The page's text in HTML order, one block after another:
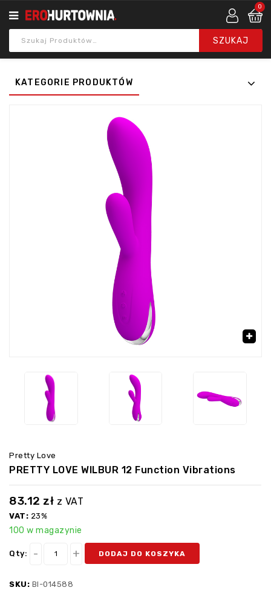
0
KATEGORIE PRODUKTÓW
Pretty Love
PRETTY LOVE WILBUR 12 Function Vibrations
83.12 zł z VAT
VAT: 23%
100 w magazynie
Qty: DODAJ DO KOSZYKA
SKU: BI-014588